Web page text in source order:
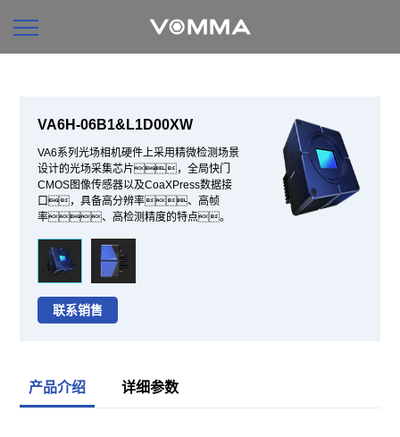
VA6H-06B1&L1D00XW
VA6系列光场相机硬件上采用精微检测场景
设计的光场采集芯片，全局快门
CMOS图像传感器以及CoaXPress数据接
口，具备高分辨率、高帧
率、高检测精度的特点。
联系销售
产品介绍 详细参数